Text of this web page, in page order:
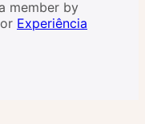
member by
or Experiência